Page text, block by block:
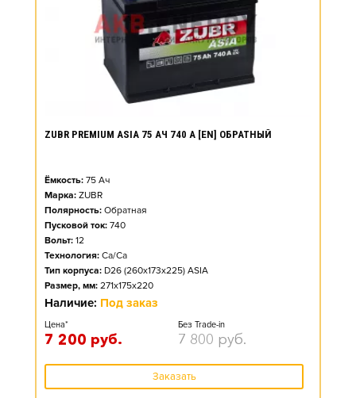
ZUBR PREMIUM ASIA 75 АЧ 740 А [EN] ОБРАТНЫЙ
Ёмкость: 75 Ач
Марка: ZUBR
Полярность: Обратная
Пусковой ток: 740
Вольт: 12
Технология: Ca/Ca
Тип корпуса: D26 (260x173x225) ASIA
Размер, мм: 271x175x220
Наличие: Под заказ
Цена*
7 200 руб.
Без Trade-in
7 800 руб.
Заказать